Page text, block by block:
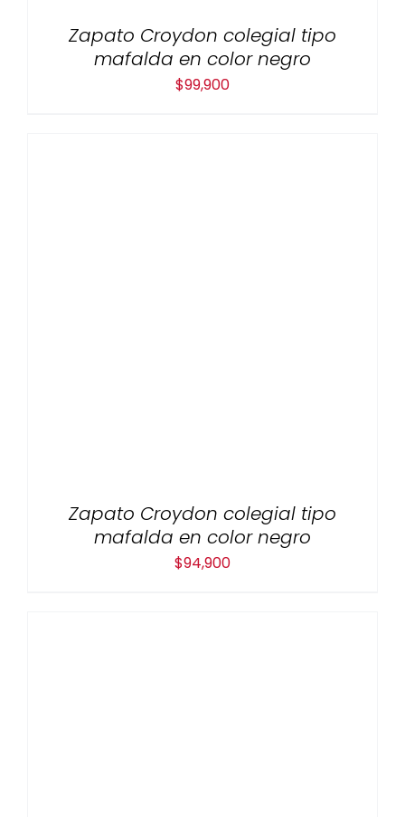
Zapato Croydon colegial tipo
mafalda en color negro
$99,900
Zapato Croydon colegial tipo
mafalda en color negro
$94,900